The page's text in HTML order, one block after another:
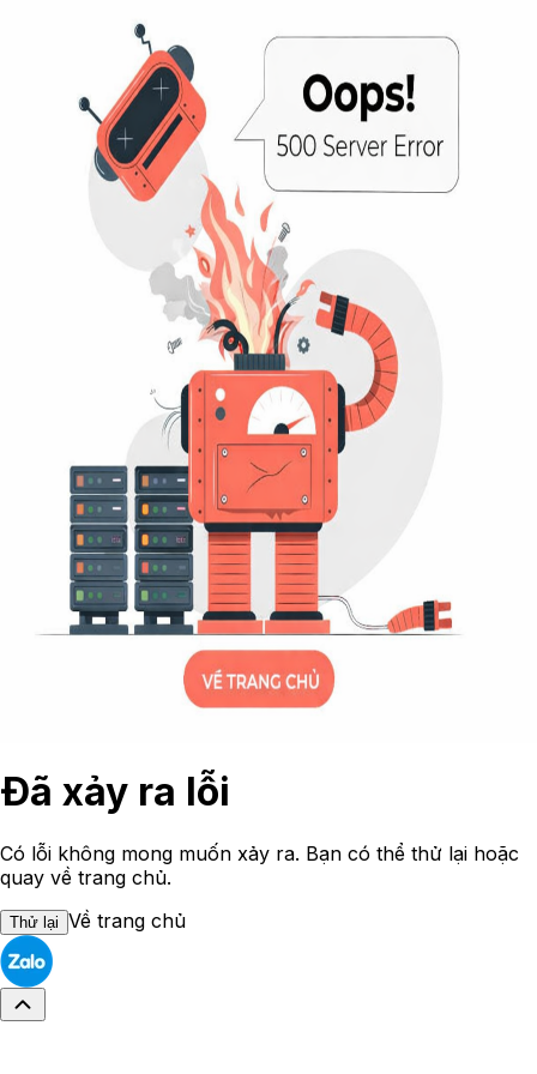
Đã xảy ra lỗi
Có lỗi không mong muốn xảy ra. Bạn có thể thử lại hoặc
quay về trang chủ.
Thử lại Về trang chủ